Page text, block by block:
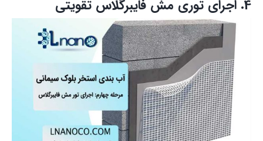
4. اجرای توری مش فایبرگلاس تقویتی